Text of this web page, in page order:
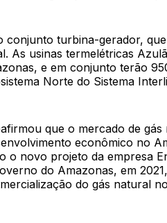
conjunto turbina-gerador,
As usinas termelétricas
e em conjunto terão
Norte do Sistema
que o mercado de
econômico no
o novo projeto da empresa
do Amazonas, em
do gás natural